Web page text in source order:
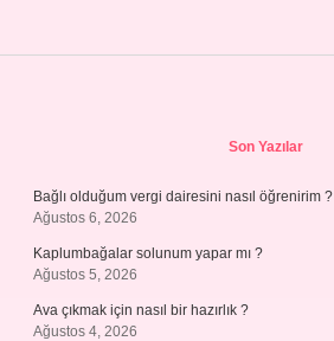
Son Yazılar
Bağlı olduğum vergi dairesini nasıl öğrenirim ?
Ağustos 6, 2026
Kaplumbağalar solunum yapar mı ?
Ağustos 5, 2026
Ava çıkmak için nasıl bir hazırlık ?
Ağustos 4, 2026